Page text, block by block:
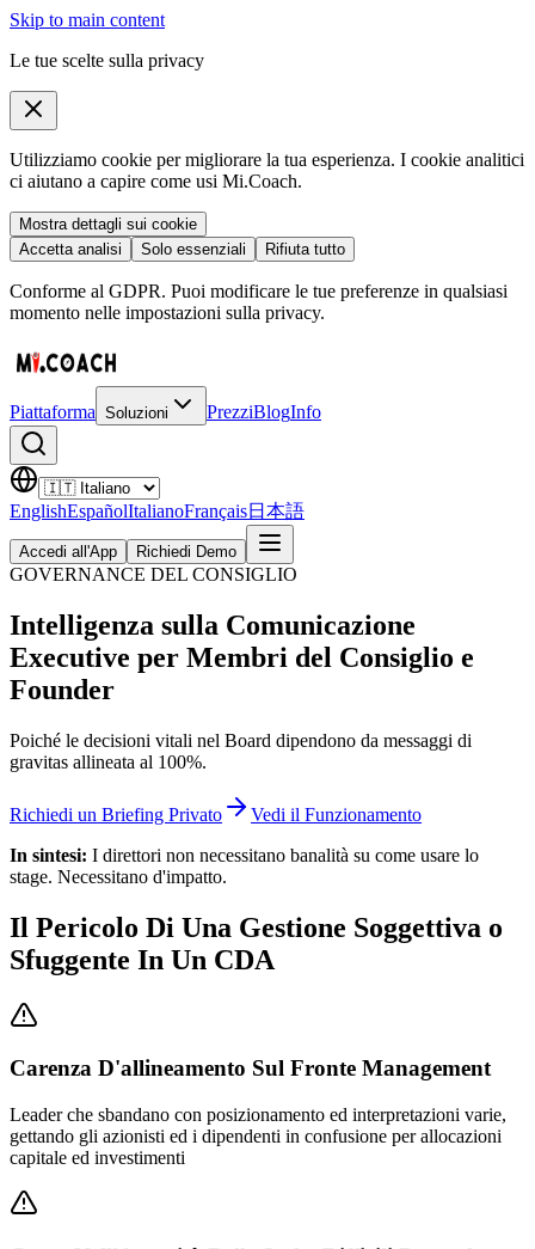
Skip to main content
Le tue scelte sulla privacy
Utilizziamo cookie per migliorare la tua esperienza. I cookie analitici
ci aiutano a capire come usi Mi.Coach.
Mostra dettagli sui cookie
Accetta analisi
Solo essenziali Rifiuta tutto
Conforme al GDPR. Puoi modificare le tue preferenze in qualsiasi
momento nelle impostazioni sulla privacy.
Piattaforma Soluzioni PrezziBlogInfo
EnglishEspañolItalianoFrançais日本語
Accedi all'App Richiedi Demo
GOVERNANCE DEL CONSIGLIO
Intelligenza sulla Comunicazione
Executive per Membri del Consiglio e
Founder
Poiché le decisioni vitali nel Board dipendono da messaggi di
gravitas allineata al 100%.
Richiedi un Briefing Privato
Vedi il Funzionamento
In sintesi: I direttori non necessitano banalità su come usare lo
stage. Necessitano d'impatto.
Il Pericolo Di Una Gestione Soggettiva o
Sfuggente In Un CDA
Carenza D'allineamento Sul Fronte Management
Leader che sbandano con posizionamento ed interpretazioni varie,
gettando gli azionisti ed i dipendenti in confusione per allocazioni
capitale ed investimenti